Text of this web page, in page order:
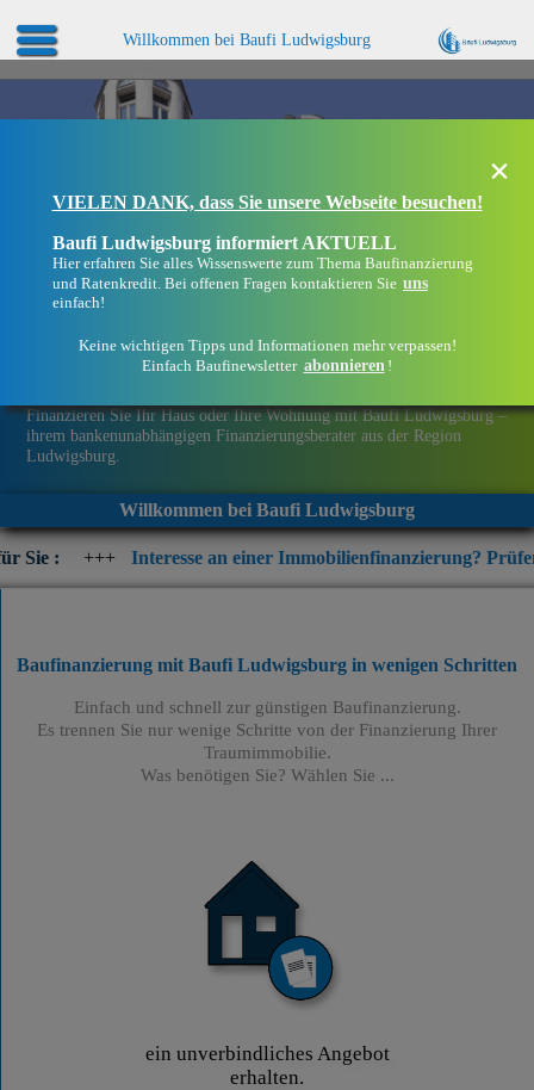
Willkommen bei Baufi Ludwigsburg
Finanzieren Sie Ihr Haus oder Ihre Wohnung mit Baufi Ludwigsburg –
ihrem bankenunabhängigen Finanzierungsberater aus der Region
Ludwigsburg.
Willkommen bei Baufi Ludwigsburg
Interesse an einer Immobilienfinanzierung? Prüfen Sie jetzt
×
VIELEN DANK, dass Sie unsere Webseite besuchen!
Baufi Ludwigsburg informiert AKTUELL
Hier erfahren Sie alles Wissenswerte zum Thema Baufinanzierung
und Ratenkredit. Bei offenen Fragen kontaktieren Sie uns
einfach!
Keine wichtigen Tipps und Informationen mehr verpassen!
Einfach Baufinewsletter abonnieren !
Baufinanzierung mit Baufi Ludwigsburg in wenigen Schritten
Einfach und schnell zur günstigen Baufinanzierung.
Es trennen Sie nur wenige Schritte von der Finanzierung Ihrer
Traumimmobilie.
Was benötigen Sie? Wählen Sie ...
ein unverbindliches Angebot
erhalten.